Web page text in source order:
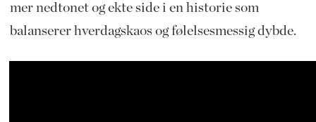
mer nedtonet og ekte side i en historie som
balanserer hverdagskaos og følelsesmessig dybde.